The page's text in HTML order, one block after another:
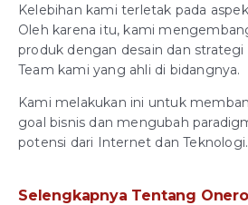
Kelebihan kami terletak pada
Oleh karena itu, kami
produk dengan desain dan
Team kami yang ahli di bidangnya.
Kami melakukan ini untuk
goal bisnis dan mengubah
potensi dari Internet dan Teknologi.
Selengkapnya Tentang Onero